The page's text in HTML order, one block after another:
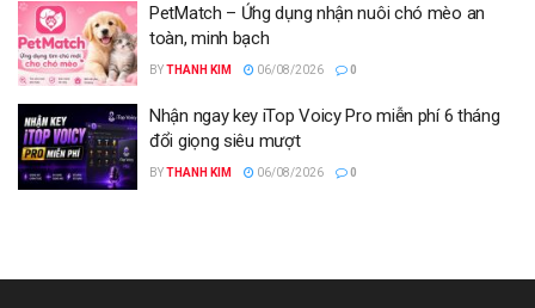
PetMatch – Ứng dụng nhận nuôi chó mèo an
toàn, minh bạch
BYTHANH KIM 06/08/2026 0
Nhận ngay key iTop Voicy Pro miễn phí 6 tháng
đổi giọng siêu mượt
BYTHANH KIM 06/08/2026 0